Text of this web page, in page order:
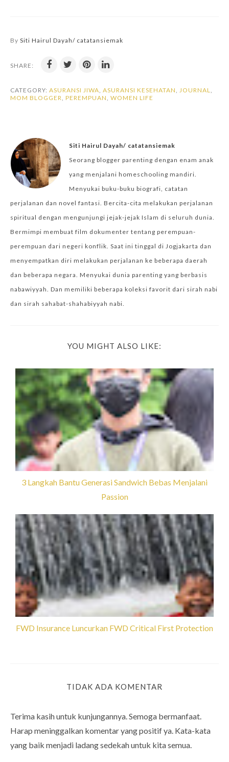
By Siti Hairul Dayah/ catatansiemak
SHARE:
CATEGORY: ASURANSI JIWA, ASURANSI KESEHATAN, JOURNAL,
MOM BLOGGER, PEREMPUAN, WOMEN LIFE
Siti Hairul Dayah/ catatansiemak
Seorang blogger parenting dengan enam anak
yang menjalani homeschooling mandiri.
Menyukai buku-buku biografi, catatan
perjalanan dan novel fantasi. Bercita-cita melakukan perjalanan
spiritual dengan mengunjungi jejak-jejak Islam di seluruh dunia.
Bermimpi membuat film dokumenter tentang perempuan-
perempuan dari negeri konflik. Saat ini tinggal di Jogjakarta dan
menyempatkan diri melakukan perjalanan ke beberapa daerah
dan beberapa negara. Menyukai dunia parenting yang berbasis
nabawiyyah. Dan memiliki beberapa koleksi favorit dari sirah nabi
dan sirah sahabat-shahabiyyah nabi.
YOU MIGHT ALSO LIKE:
3 Langkah Bantu Generasi Sandwich Bebas Menjalani
Passion
FWD Insurance Luncurkan FWD Critical First Protection
TIDAK ADA KOMENTAR
Terima kasih untuk kunjungannya. Semoga bermanfaat.
Harap meninggalkan komentar yang positif ya. Kata-kata
yang baik menjadi ladang sedekah untuk kita semua.